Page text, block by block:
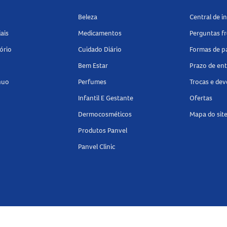
do que o recomendado. A aplicação correta envolve
pedaço um pouco maior que a área afetada e
orientação profissional.
Beleza
Medicamentos
Cuidado Diário
Bem Estar
Perfumes
Infantil E Gestante
Dermocosméticos
Produtos Panvel
Panvel Clinic
Central de
Perguntas
Formas de
Prazo de
Trocas e
Ofertas
Mapa do site